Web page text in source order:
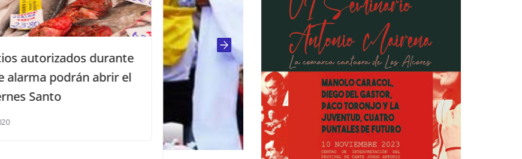
El Papa Francisco cuenta desde
hace unos días con la Medalla del
Rocío de Mairena del Alcor
25 de diciembre de 2024